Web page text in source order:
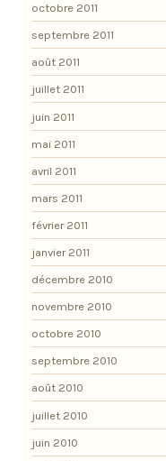
octobre 2011
septembre 2011
août 2011
juillet 2011
juin 2011
mai 2011
avril 2011
mars 2011
février 2011
janvier 2011
décembre 2010
novembre 2010
octobre 2010
septembre 2010
août 2010
juillet 2010
juin 2010